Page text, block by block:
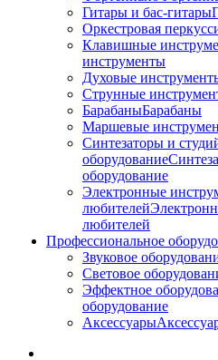
Гитары и бас-гитары
Оркестровая
Клавишные
инструменты
Духовые
Струнные
БарабаныБарабаны
Маршевые
Синтезаторы и
оборудование
оборудование
Электронные
любителей
любителей
Профессиональное
Звуковое
Световое
Эффектное
оборудование
Аксессуары